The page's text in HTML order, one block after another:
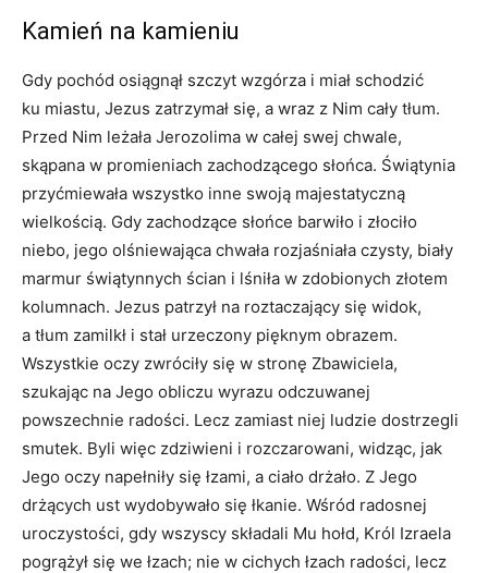
Kamień na kamieniu
Gdy pochód osiągnął szczyt wzgórza i miał schodzić
ku miastu, Jezus zatrzymał się, a wraz z Nim cały tłum.
Przed Nim leżała Jerozolima w całej swej chwale,
skąpana w promieniach zachodzącego słońca. Świątynia
przyćmiewała wszystko inne swoją majestatyczną
wielkością. Gdy zachodzące słońce barwiło i złociło
niebo, jego olśniewająca chwała rozjaśniała czysty, biały
marmur świątynnych ścian i lśniła w zdobionych złotem
kolumnach. Jezus patrzył na roztaczający się widok,
a tłum zamilkł i stał urzeczony pięknym obrazem.
Wszystkie oczy zwróciły się w stronę Zbawiciela,
szukając na Jego obliczu wyrazu odczuwanej
powszechnie radości. Lecz zamiast niej ludzie dostrzegli
smutek. Byli więc zdziwieni i rozczarowani, widząc, jak
Jego oczy napełniły się łzami, a ciało drżało. Z Jego
drżących ust wydobywało się łkanie. Wśród radosnej
uroczystości, gdy wszyscy składali Mu hołd, Król Izraela
pogrążył się we łzach; nie w cichych łzach radości, lecz